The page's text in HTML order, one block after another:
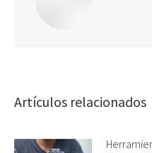
Artículos relacionados